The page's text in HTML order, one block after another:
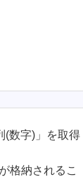
(数字)」を取得
格納されるこ